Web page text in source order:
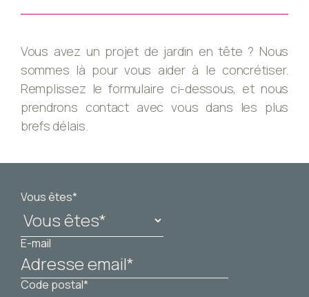
Vous avez un projet de jardin en tête ? Nous
sommes là pour vous aider à le concrétiser.
Remplissez le formulaire ci-dessous, et nous
prendrons contact avec vous dans les plus
brefs délais.
Vous êtes*
E-mail
Code postal*